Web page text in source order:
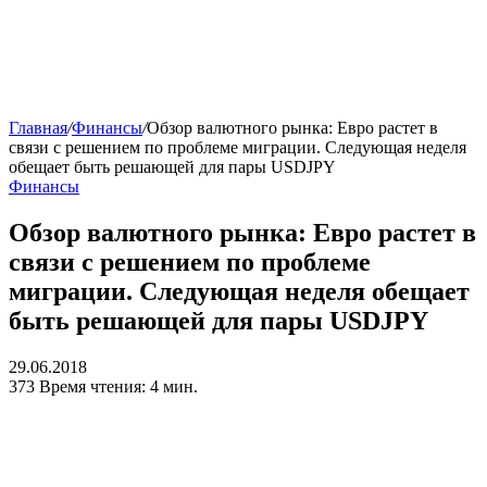
Главная/Финансы/Обзор валютного рынка: Евро растет в
связи с решением по проблеме миграции. Следующая неделя
обещает быть решающей для пары USDJPY
Финансы
Обзор валютного рынка: Евро растет в
связи с решением по проблеме
миграции. Следующая неделя обещает
быть решающей для пары USDJPY
29.06.2018
373 Время чтения: 4 мин.